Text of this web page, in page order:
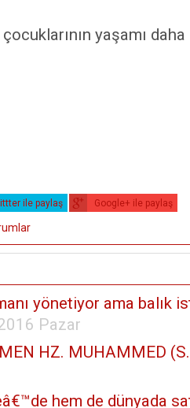
yaşamı daha
ile paylaş Google+ ile paylaş
yönetiyor ama balık
Pazar
HZ. MUHAMMED
hem de dünyada